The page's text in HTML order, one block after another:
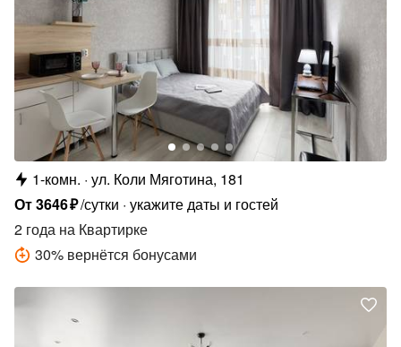
1-комн. ул. Коли Мяготина, 181
От3646₽/сутки укажите даты и гостей
2 года на Квартирке
30% вернётся бонусами